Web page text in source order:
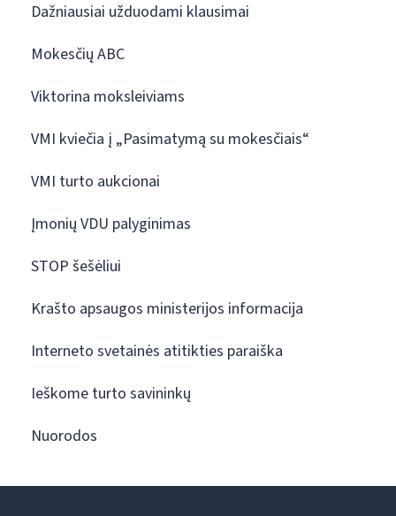
Dažniausiai užduodami klausimai
Mokesčių ABC
Viktorina moksleiviams
VMI kviečia į „Pasimatymą su mokesčiais“
VMI turto aukcionai
Įmonių VDU palyginimas
STOP šešėliui
Krašto apsaugos ministerijos informacija
Interneto svetainės atitikties paraiška
Ieškome turto savininkų
Nuorodos